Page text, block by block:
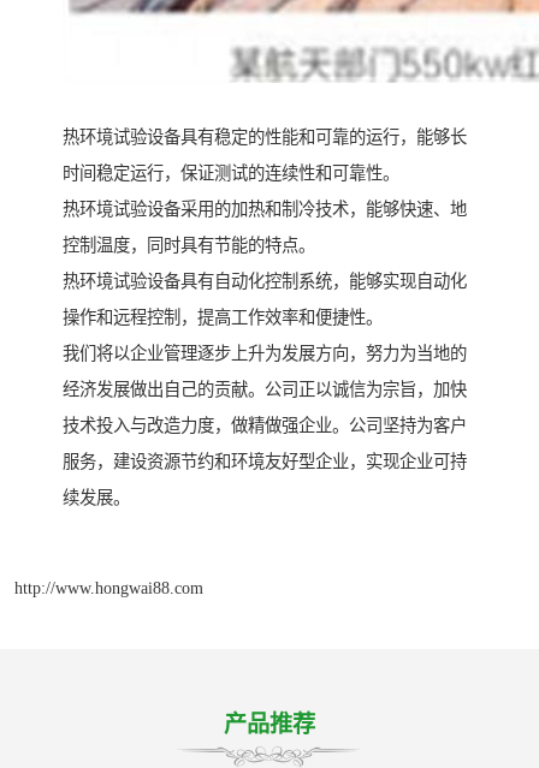
热环境试验设备具有稳定的性能和可靠的运行，能够长
时间稳定运行，保证测试的连续性和可靠性。
热环境试验设备采用的加热和制冷技术，能够快速、地
控制温度，同时具有节能的特点。
热环境试验设备具有自动化控制系统，能够实现自动化
操作和远程控制，提高工作效率和便捷性。
我们将以企业管理逐步上升为发展方向，努力为当地的
经济发展做出自己的贡献。公司正以诚信为宗旨，加快
技术投入与改造力度，做精做强企业。公司坚持为客户
服务，建设资源节约和环境友好型企业，实现企业可持
续发展。
http://www.hongwai88.com
产品推荐